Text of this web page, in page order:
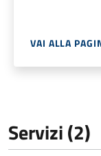
VAI ALLA
Servizi (2)